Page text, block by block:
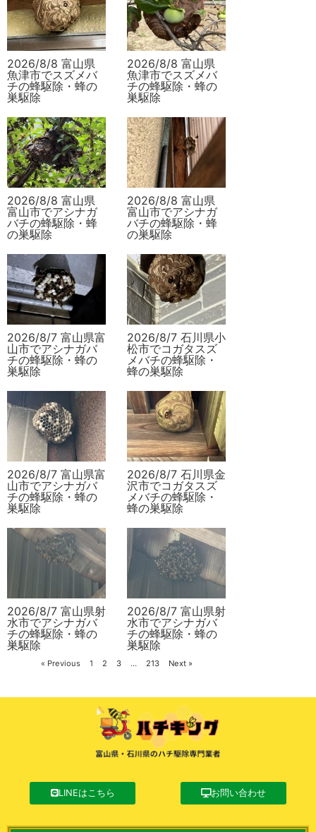
2026/8/8 富山県
魚津市でスズメバ
チの蜂駆除・蜂の
巣駆除
2026/8/8 富山県
魚津市でスズメバ
チの蜂駆除・蜂の
巣駆除
2026/8/8 富山県
富山市でアシナガ
バチの蜂駆除・蜂
の巣駆除
2026/8/8 富山県
富山市でアシナガ
バチの蜂駆除・蜂
の巣駆除
2026/8/7 富山県富
山市でアシナガバ
チの蜂駆除・蜂の
巣駆除
2026/8/7 石川県小
松市でコガタスズ
メバチの蜂駆除・
蜂の巣駆除
2026/8/7 富山県富
山市でアシナガバ
チの蜂駆除・蜂の
巣駆除
2026/8/7 石川県金
沢市でコガタスズ
メバチの蜂駆除・
蜂の巣駆除
2026/8/7 富山県射
水市でアシナガバ
チの蜂駆除・蜂の
巣駆除
2026/8/7 富山県射
水市でアシナガバ
チの蜂駆除・蜂の
巣駆除
« Previous 1 2 3 … 213 Next »
LINEはこちら お問い合わせ